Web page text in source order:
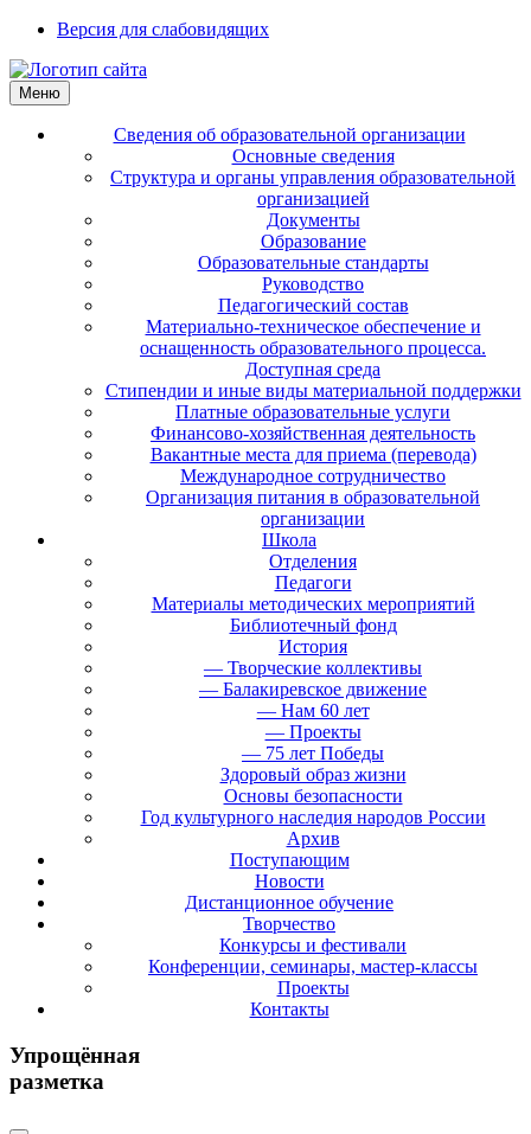
Версия для слабовидящих
Меню
Сведения об образовательной организации
Основные сведения
Структура и органы управления образовательной
организацией
Документы
Образование
Образовательные стандарты
Руководство
Педагогический состав
Материально-техническое обеспечение и
оснащенность образовательного процесса.
Доступная среда
Стипендии и иные виды материальной поддержки
Платные образовательные услуги
Финансово-хозяйственная деятельность
Вакантные места для приема (перевода)
Международное сотрудничество
Организация питания в образовательной
организации
Школа
Отделения
Педагоги
Материалы методических мероприятий
Библиотечный фонд
История
— Творческие коллективы
— Балакиревское движение
— Нам 60 лет
— Проекты
— 75 лет Победы
Здоровый образ жизни
Основы безопасности
Год культурного наследия народов России
Архив
Поступающим
Новости
Дистанционное обучение
Творчество
Конкурсы и фестивали
Конференции, семинары, мастер-классы
Проекты
Контакты
Упрощённая
разметка